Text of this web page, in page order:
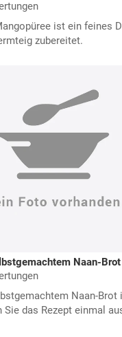
ist ein feines
zubereitet.
Naan-Brot
Naan-Brot
das Rezept einmal